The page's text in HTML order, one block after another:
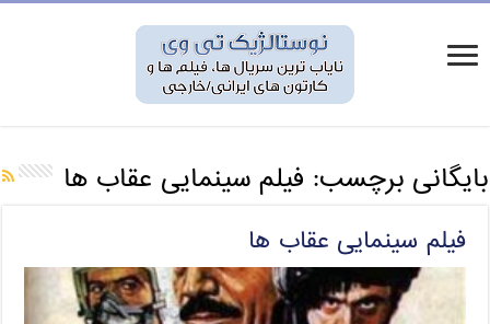
بایگانی برچسب: فیلم سینمایی عقاب ها
فیلم سینمایی عقاب ها